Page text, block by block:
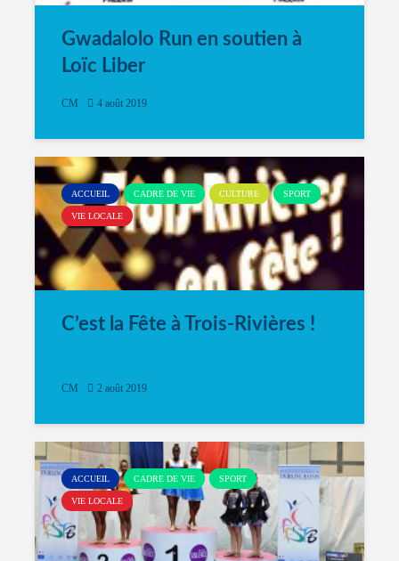
Gwadalolo Run en soutien à
Loïc Liber
CM 4 août 2019
ACCUEIL CADRE DE VIE CULTURE SPORT
VIE LOCALE
C’est la Fête à Trois-Rivières !
CM 2 août 2019
ACCUEIL CADRE DE VIE SPORT
VIE LOCALE